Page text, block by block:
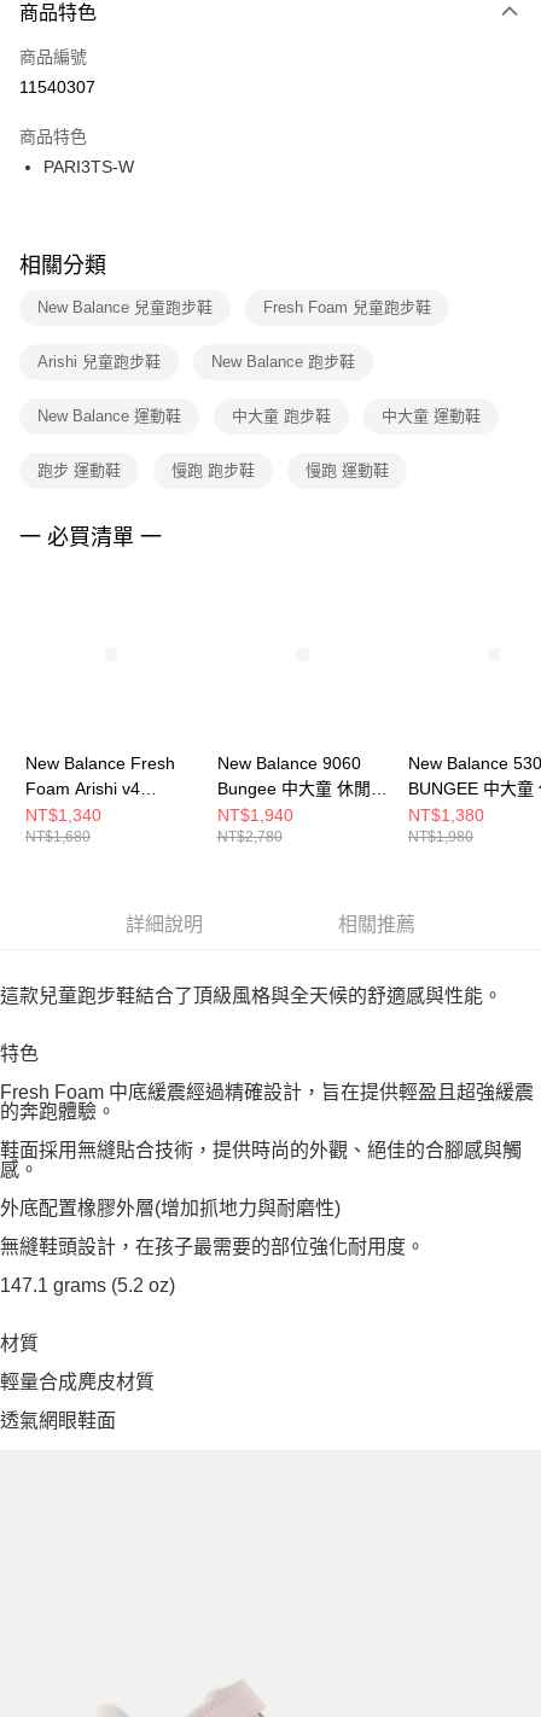
３．安心：先確認商品／服務後，再付款。
【「AFTEE先享後付」結帳流程】
１．於結帳方式選擇「AFTEE先享後付」後，將跳轉至「AFTEE先享後付」
２．訂單成立數日內，您將收到繳費通知簡訊。
３．收到繳費通知簡訊後14天內，點擊此簡訊中的連結，可透過四大超商／
ATM／網路銀行／等多元方式進行付款，方視為交易完成。
※ 交易是否成功請以「AFTEE先享後付 」之結帳頁面顯示為準，若有關於
是否繳費成功／繳費後需取消欲退款等相關疑問，請聯繫「AFTEE先享後付
客戶支援中心」 https://netprotections.freshdesk.com/support/home
１．透過由恩沛科技股份有限公司提供之「AFTEE先享後付」服務完成之交
權轉讓予恩沛科技股份有限公司。
３．未成年的使用者請事先徵得法定代理人或監護人之同意方可使用
４．使用「AFTEE先享後付」時，將依據個別帳號之用戶狀況，依本公司即
每筆NT$100，滿NT$1,500(含以上)免運費
宅配
每筆NT$100，滿NT$1,500(含以上)免運費
付款後門市自取
每筆NT$100，滿NT$1,500(含以上)免運費
商品特色
商品編號
11540307
商品特色
PARI3TS-W
相關分類
New Balance 兒童跑步鞋 Fresh Foam 兒童跑步鞋
Arishi 兒童跑步鞋 New Balance 跑步鞋
New Balance 運動鞋 中大童 跑步鞋 中大童 運動鞋
跑步 運動鞋 慢跑 跑步鞋 慢跑 運動鞋
一 必買清單 一
New Balance Fresh
Foam Arishi v4
Bungee 中大童 跑步鞋
PARI561-W
NT$1,340
NT$1,680
New Balance 9060
Bungee 中大童 休閒鞋
P90607UK-W
NT$1,940
NT$2,780
New Balance 530
BUNGEE 中大童
鞋 PZ530CG-W
NT$1,380
NT$1,980
詳細說明 相關推薦
這款兒童跑步鞋結合了頂級風格與全天候的舒適感與性能。
特色
Fresh Foam 中底緩震經過精確設計，旨在提供輕盈且超強緩震
的奔跑體驗。
鞋面採用無縫貼合技術，提供時尚的外觀、絕佳的合腳感與觸
感。
外底配置橡膠外層(增加抓地力與耐磨性)
無縫鞋頭設計，在孩子最需要的部位強化耐用度。
147.1 grams (5.2 oz)
材質
輕量合成麂皮材質
透氣網眼鞋面